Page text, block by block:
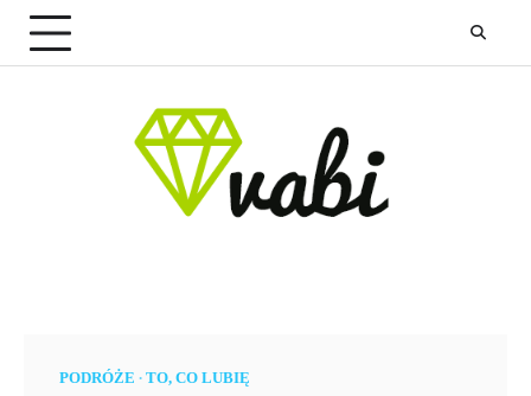
Skip
content
PODRÓŻE TO, CO LUBIĘ